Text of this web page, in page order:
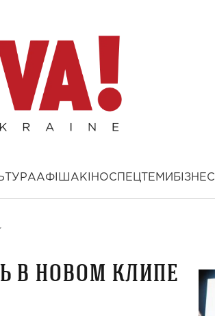
АФІША КІНОСПЕЦТЕМИ БІЗНЕС
в новом клипе